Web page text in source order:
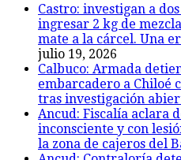
Castro: investigan a
ingresar 2 kg de
mate a la cárcel. Una
julio 19, 2026
Calbuco: Armada
embarcadero a Chiloé
tras investigación
Ancud: Fiscalía aclara
inconsciente y con
la zona de cajeros del